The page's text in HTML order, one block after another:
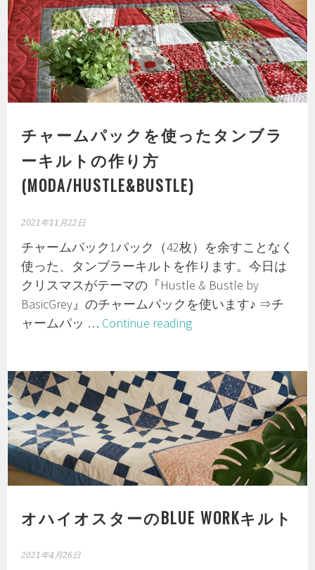
チャームパックを使ったタンブラ
ーキルトの作り方
(MODA/HUSTLE&BUSTLE)
2021年11月22日
チャームパック1パック（42枚）を余すことなく
使った、タンブラーキルトを作ります。今日は
クリスマスがテーマの『Hustle & Bustle by
BasicGrey』のチャームパックを使います♪ ⇒チ
ャームパッ … Continue readingチ
ム
パ
ッ
ク
を
使
た
オハイオスターのBLUE WORKキルト
2021年4月26日